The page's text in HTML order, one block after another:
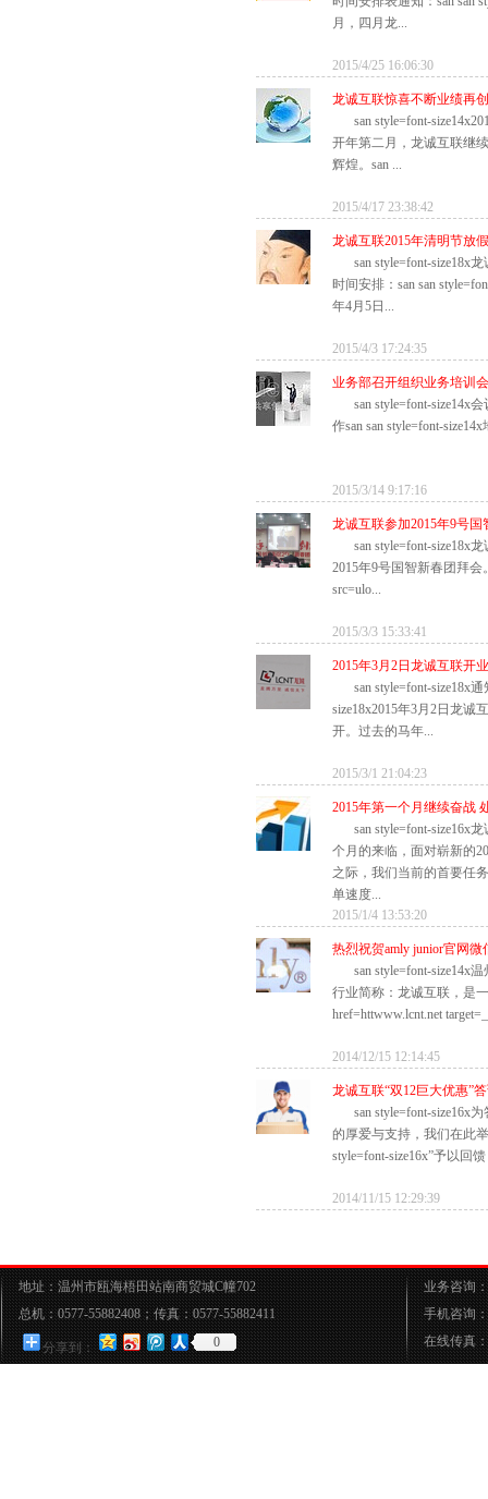
月，四月龙...
2015/4/25 16:06:30
龙诚互联惊喜不断业绩再
san style=font-
开年第二月，龙诚互联继
辉煌。san ...
2015/4/17 23:38:42
龙诚互联2015年清明节放
san style=font-size18x
时间安排：san san
年4月5日...
2015/4/3 17:24:35
业务部召开组织业务培训
san style=font-size14x
作san san style=font-
2015/3/14 9:17:16
龙诚互联参加2015年9号国
san style=font-size18x
2015年9号国智新春团拜会
src=ulo...
2015/3/3 15:33:41
2015年3月2日龙诚互联开
san style=font-size18x
size18x2015年3月2日龙诚
开。过去的马年...
2015/3/1 21:04:23
2015年第一个月继续奋战
san style=font-size16x
个月的来临，面对崭新的
之际，我们当前的首要任
单速度...
2015/1/4 13:53:20
热烈祝贺amly junior官网微
san style=font-size14x
行业简称：龙诚互联，是
href=httwww.lcnt.net
2014/12/15 12:14:45
龙诚互联“双12巨大优惠”
san style=font-size16x
的厚爱与支持，我们在此举
style=font-size16x”予以回馈
2014/11/15 12:29:39
地址：温州市瓯海梧田站南商贸城C幢702
总机：0577-55882408；传真：0577-55882411
分享到： 0
业务咨询
手机咨询
在线传真